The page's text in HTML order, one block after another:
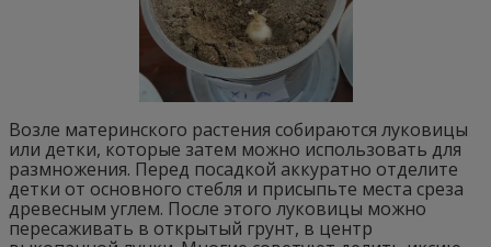
Возле материнского растения собираются луковицы
или детки, которые затем можно использовать для
размножения. Перед посадкой аккуратно отделите
детки от основного стебля и присыпьте места среза
древесным углем. После этого луковицы можно
пересаживать в открытый грунт, в центр